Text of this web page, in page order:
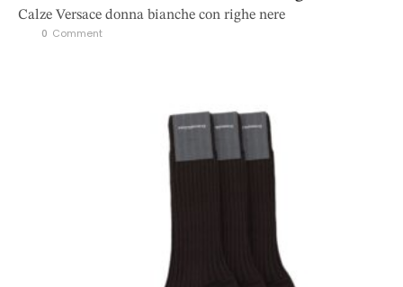
Calze Versace donna bianche con righe nere
0 Comment